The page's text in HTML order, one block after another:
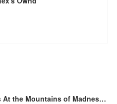
[PDF/Kindle] H.P. Lovecraft's At the Mountains of Madness Volume 2 by Gou Tanabe